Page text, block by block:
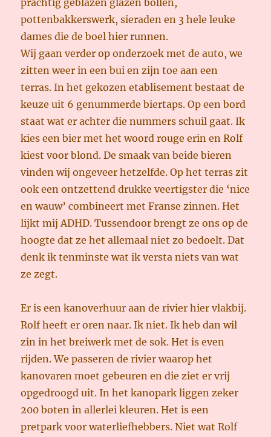
prachtig geblazen glazen bollen,
pottenbakkerswerk, sieraden en 3 hele leuke
dames die de boel hier runnen.
Wij gaan verder op onderzoek met de auto, we
zitten weer in een bui en zijn toe aan een
terras. In het gekozen etablisement bestaat de
keuze uit 6 genummerde biertaps. Op een bord
staat wat er achter die nummers schuil gaat. Ik
kies een bier met het woord rouge erin en Rolf
kiest voor blond. De smaak van beide bieren
vinden wij ongeveer hetzelfde. Op het terras zit
ook een ontzettend drukke veertigster die ‘nice
en wauw’ combineert met Franse zinnen. Het
lijkt mij ADHD. Tussendoor brengt ze ons op de
hoogte dat ze het allemaal niet zo bedoelt. Dat
denk ik tenminste wat ik versta niets van wat
ze zegt.
Er is een kanoverhuur aan de rivier hier vlakbij.
Rolf heeft er oren naar. Ik niet. Ik heb dan wil
zin in het breiwerk met de sok. Het is even
rijden. We passeren de rivier waarop het
kanovaren moet gebeuren en die ziet er vrij
opgedroogd uit. In het kanopark liggen zeker
200 boten in allerlei kleuren. Het is een
pretpark voor waterliefhebbers. Niet wat Rolf